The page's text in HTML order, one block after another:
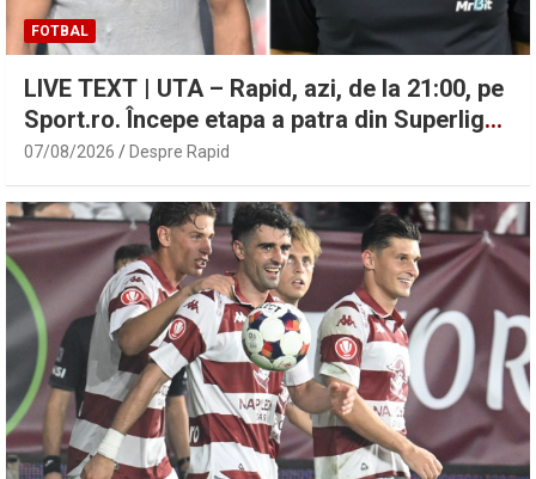
FOTBAL
LIVE TEXT | UTA – Rapid, azi, de la 21:00, pe
Sport.ro. Începe etapa a patra din Superligă!
| Sport.ro
07/08/2026 Despre Rapid